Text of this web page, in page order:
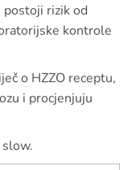
rizik od
kontrole
o HZZO receptu,
i procjenjuju